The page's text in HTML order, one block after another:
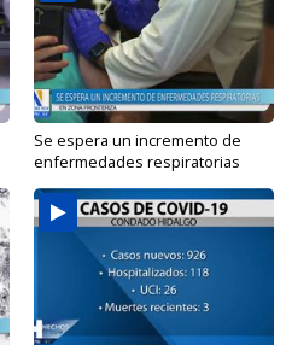
Se espera un incremento de
enfermedades respiratorias